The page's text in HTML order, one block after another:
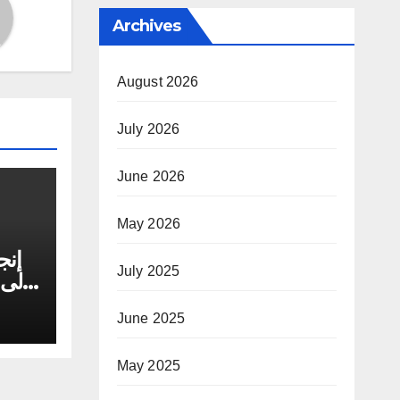
Archives
August 2026
July 2026
June 2026
May 2026
July 2025
June 2025
May 2025